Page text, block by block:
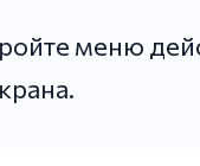
меню